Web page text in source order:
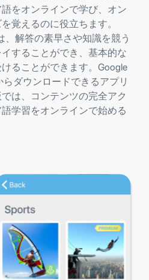
をオンラインで学び、オン
覚えるのに役立ちます。
、解答の素早さや知識を競う
することができ、基本的な
ることができます。Google
らダウンロードできるアプリ
は、コンテンツの完全アク
学習をオンラインで始める